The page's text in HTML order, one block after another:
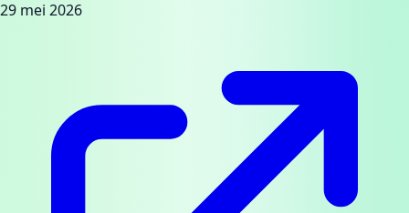
29 mei 2026